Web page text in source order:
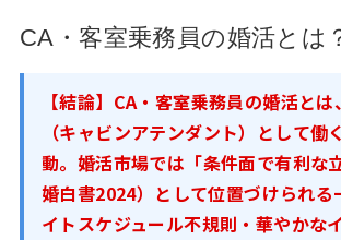
CA・客室乗務員の婚活とは
【結論】CA・客室乗務員の婚活と
（キャビンアテンダント）として働
動。婚活市場では「条件面で有利な
婚白書2024）として位置づけられる
イトスケジュール不規則・華やかな